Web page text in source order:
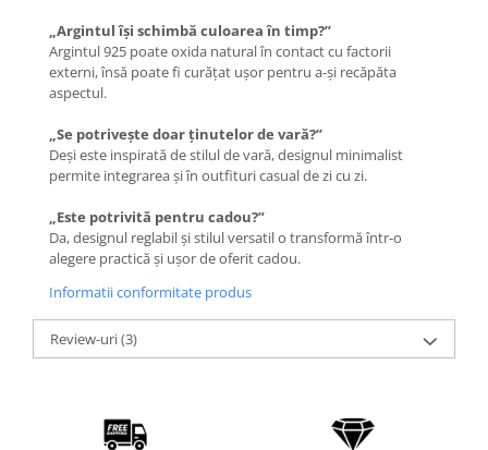
„Argintul își schimbă culoarea în timp?”
Argintul 925 poate oxida natural în contact cu factorii
externi, însă poate fi curățat ușor pentru a-și recăpăta
aspectul.
„Se potrivește doar ținutelor de vară?”
Deși este inspirată de stilul de vară, designul minimalist
permite integrarea și în outfituri casual de zi cu zi.
„Este potrivită pentru cadou?”
Da, designul reglabil și stilul versatil o transformă într-o
alegere practică și ușor de oferit cadou.
Informatii conformitate produs
Review-uri(3)